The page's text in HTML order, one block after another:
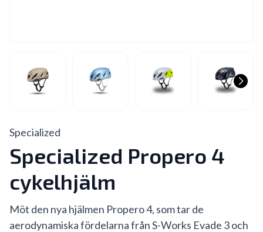
Specialized
Specialized Propero 4
cykelhjälm
Möt den nya hjälmen Propero 4, som tar de
aerodynamiska fördelarna från S-Works Evade 3 och